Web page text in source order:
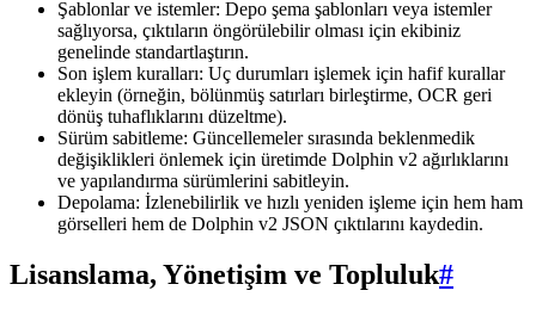
Şablonlar ve istemler: Depo şema şablonları veya istemler
sağlıyorsa, çıktıların öngörülebilir olması için ekibiniz
genelinde standartlaştırın.
Son işlem kuralları: Uç durumları işlemek için hafif kurallar
ekleyin (örneğin, bölünmüş satırları birleştirme, OCR geri
dönüş tuhaflıklarını düzeltme).
Sürüm sabitleme: Güncellemeler sırasında beklenmedik
değişiklikleri önlemek için üretimde Dolphin v2 ağırlıklarını
ve yapılandırma sürümlerini sabitleyin.
Depolama: İzlenebilirlik ve hızlı yeniden işleme için hem ham
görselleri hem de Dolphin v2 JSON çıktılarını kaydedin.
Lisanslama, Yönetişim ve Topluluk#